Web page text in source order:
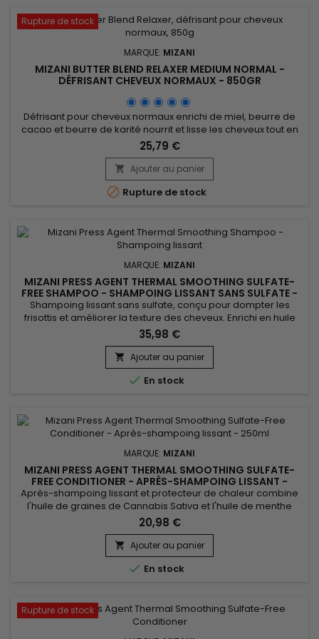
Rupture de stock
MARQUE: MIZANI
MIZANI BUTTER BLEND RELAXER MEDIUM NORMAL -
DÉFRISANT CHEVEUX NORMAUX - 850GR
Défrisant pour cheveux normaux enrichi de miel, beurre de
cacao et beurre de karité nourrit et lisse les cheveux tout en
les fortifiant. Le miel attire l'humidité pour hydrater les
cheveux, tandis que le beurre de cacao apporte des
antioxydants et le beurre de karité offre une protection
contre les dommages. Mizani butter Blend Relaxer Medium
Normal 850gr...
25,79 €
 Ajouter au panier
 Rupture de stock
MARQUE: MIZANI
MIZANI PRESS AGENT THERMAL SMOOTHING SULFATE-
FREE SHAMPOO - SHAMPOING LISSANT SANS SULFATE -
1000ML
Shampoing lissant sans sulfate, conçu pour dompter les
frisottis et améliorer la texture des cheveux. Enrichi en huile
d'argan, reconnue pour ses vertus réparatrices et
protectrices, il renforce la fibre capillaire. L'extrait d'agave
apporte brillance et souplesse, sans alourdir. Mizani&nbsp;
Press Agent Thermal Smoothing Sulfate Free Shampoo est
parfait...
35,98 €
 Ajouter au panier
 En stock
MARQUE: MIZANI
MIZANI PRESS AGENT THERMAL SMOOTHING SULFATE-
FREE CONDITIONER - APRÈS-SHAMPOING LISSANT -
250ML
Après-shampoing lissant et protecteur de chaleur combine
l'huile de graines de Cannabis Sativa et l'huile de menthe
poivrée pour un soin capillaire revitalisant. Il protège contre
les dommages thermiques lors du coiffage, tout en lissant les
cheveux et en réduisant les frisottis. L'huile de Cannabis
Sativa offre une hydratation intense sans alourdir,...
20,98 €
 Ajouter au panier
 En stock
Rupture de stock